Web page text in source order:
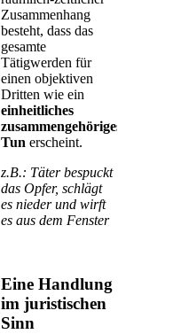
Zusammenhang
besteht, dass das
gesamte
Tätigwerden für
einen objektiven
Dritten wie ein
einheitliches
zusammengehöriges
Tun erscheint.
z.B.: Täter bespuckt
das Opfer, schlägt
es nieder und wirft
es aus dem Fenster
Eine Handlung
im juristischen
Sinn